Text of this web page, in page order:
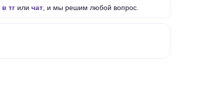
тгили чат, и мы решим любой вопрос.